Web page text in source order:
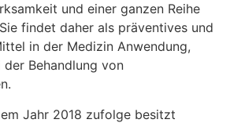
und einer ganzen Reihe
findet daher als präventives und
in der Medizin Anwendung,
Behandlung von
Jahr 2018 zufolge besitzt